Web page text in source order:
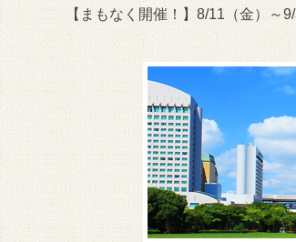
【まもなく開催！】8/11（金）